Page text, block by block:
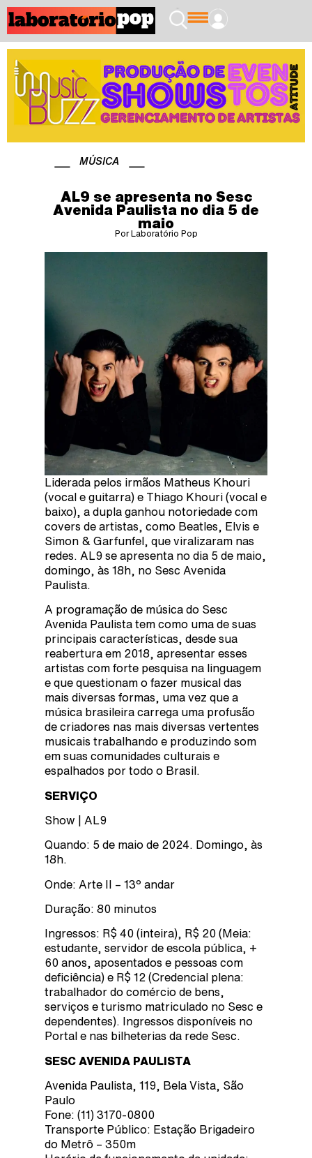
MÚSICA
AL9 se apresenta no Sesc
Avenida Paulista no dia 5 de
maio
Por Laboratório Pop
Liderada pelos irmãos Matheus Khouri
(vocal e guitarra) e Thiago Khouri (vocal e
baixo), a dupla ganhou notoriedade com
covers de artistas, como Beatles, Elvis e
Simon & Garfunfel, que viralizaram nas
redes. AL9 se apresenta no dia 5 de maio,
domingo, às 18h, no Sesc Avenida
Paulista.
A programação de música do Sesc
Avenida Paulista tem como uma de suas
principais características, desde sua
reabertura em 2018, apresentar esses
artistas com forte pesquisa na linguagem
e que questionam o fazer musical das
mais diversas formas, uma vez que a
música brasileira carrega uma profusão
de criadores nas mais diversas vertentes
musicais trabalhando e produzindo som
em suas comunidades culturais e
espalhados por todo o Brasil.
SERVIÇO
Show | AL9
Quando: 5 de maio de 2024. Domingo, às
18h.
Onde: Arte II – 13º andar
Duração: 80 minutos
Ingressos: R$ 40 (inteira), R$ 20 (Meia:
estudante, servidor de escola pública, +
60 anos, aposentados e pessoas com
deficiência) e R$ 12 (Credencial plena:
trabalhador do comércio de bens,
serviços e turismo matriculado no Sesc e
dependentes). Ingressos disponíveis no
Portal e nas bilheterias da rede Sesc.
SESC AVENIDA PAULISTA
Avenida Paulista, 119, Bela Vista, São
Paulo
Fone: (11) 3170-0800
Transporte Público: Estação Brigadeiro
do Metrô – 350m